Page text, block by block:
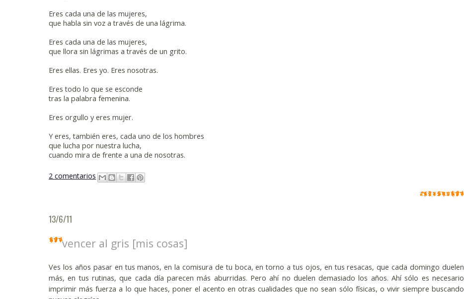
Eres cada una de las mujeres,
que habla sin voz a través de una lágrima.
Eres cada una de las mujeres,
que llora sin lágrimas a través de un grito.
Eres ellas. Eres yo. Eres nosotras.
Eres todo lo que se esconde
tras la palabra femenina.
Eres orgullo y eres mujer.
Y eres, también eres, cada uno de los hombres
que lucha por nuestra lucha,
cuando mira de frente a una de nosotras.
2 comentarios
13/6/11
vencer al gris [mis cosas]
Ves los años pasar en tus manos, en la comisura de tu boca, en torno a tus ojos, en tus resacas, que cada domingo duelen
más, en tus rutinas, que cada día parecen más aburridas. Pero ahí no duelen demasiado los años. Ahí sólo es necesario
imprimir más fuerza a lo que haces, poner el acento en otras cualidades que no sean sólo físicas, o vivir siempre buscando